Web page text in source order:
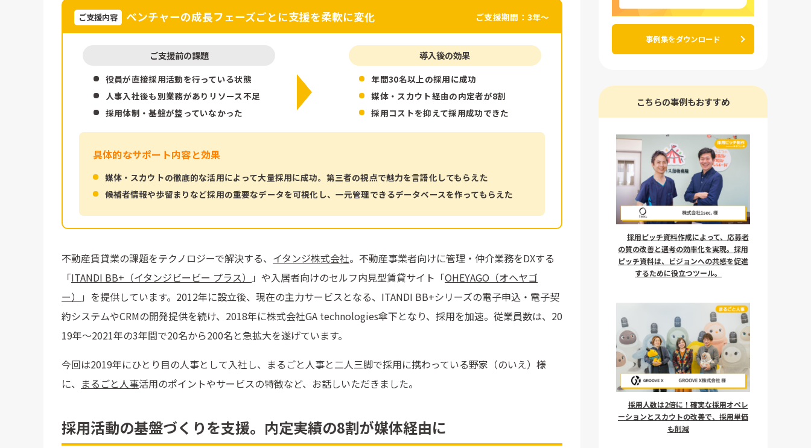
ご支援内容 ベンチャーの成長フェーズごとに支援を柔軟に変化 ご支援期間：3年〜
ご支援前の課題
役員が直接採用活動を行っている状態
人事入社後も別業務がありリソース不足
採用体制・基盤が整っていなかった
導入後の効果
年間30名以上の採用に成功
媒体・スカウト経由の内定者が8割
採用コストを抑えて採用成功できた
具体的なサポート内容と効果
媒体・スカウトの徹底的な活用によって大量採用に成功。第三者の視点で魅力を言語化してもらえた
候補者情報や歩留まりなど採用の重要なデータを可視化し、一元管理できるデータベースを作ってもらえた
不動産賃貸業の課題をテクノロジーで解決する、 イタンジ株式会社。不動産事業者向けに管理・仲介業務をDXする
「ITANDI BB+（イタンジビービー プラス） 」や入居者向けのセルフ内見型賃貸サイト「OHEYAGO（オヘヤゴ
ー）
」を提供しています。2012年に設立後、現在の主力サービスとなる、ITANDI BB+シリーズの電子申込・電子契
約システムやCRMの開発提供を続け、2018年に株式会社GA technologies傘下となり、採用を加速。従業員数は、20
19年〜2021年の3年間で20名から200名と急拡大を遂げています。
今回は2019年にひとり目の人事として入社し、まるごと人事と二人三脚で採用に携わっている野家（のいえ）様
に、 まるごと人事活用のポイントやサービスの特徴など、お話しいただきました。
採用活動の基盤づくりを支援。内定実績の8割が媒体経由に
事例集をダウンロード
こちらの事例もおすすめ
採用ピッチ資料作成によって、応募者
の質の改善と選考の効率化を実現。採用
ピッチ資料は、ビジョンへの共感を促進
するために役立つツール。
採用人数は2倍に！確実な採用オペレ
ーションとスカウトの改善で、採用単価
も削減